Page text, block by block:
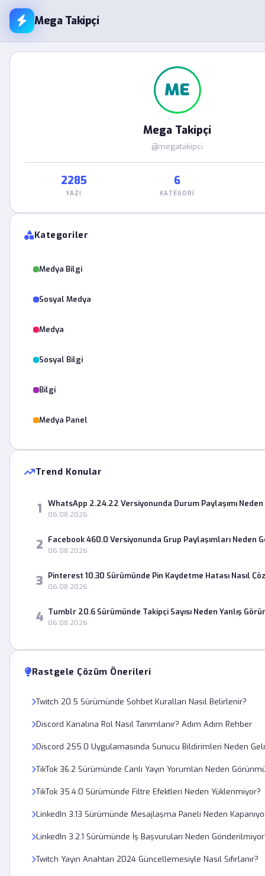
Mega Takipçi
ME
Mega Takipçi
@megatakipci
2285
YAZI
6
KATEGORI
Kategoriler
Medya Bilgi
Sosyal Medya
Medya
Sosyal Bilgi
Bilgi
Medya Panel
Trend Konular
1 WhatsApp 2.24.22 Versiyonunda Durum Paylaşımı
06.08.2026
2 Facebook 460.0 Versiyonunda Grup Paylaşımları Neden
06.08.2026
3 Pinterest 10.30 Sürümünde Pin Kaydetme Hatası Nasıl
06.08.2026
4 Tumblr 20.6 Sürümünde Takipçi Sayısı Neden Yanlış
06.08.2026
Rastgele Çözüm Önerileri
Twitch 20.5 Sürümünde Sohbet Kuralları Nasıl Belirlenir?
Discord Kanalına Rol Nasıl Tanımlanır? Adım Adım Rehber
Discord 255.0 Uygulamasında Sunucu Bildirimleri Neden
TikTok 36.2 Sürümünde Canlı Yayın Yorumları Neden
TikTok 35.4.0 Sürümünde Filtre Efektleri Neden Yüklenmiyor?
LinkedIn 3.13 Sürümünde Mesajlaşma Paneli Neden
LinkedIn 3.2.1 Sürümünde İş Başvuruları Neden
Twitch Yayın Anahtarı 2024 Güncellemesiyle Nasıl Sıfırlanır?